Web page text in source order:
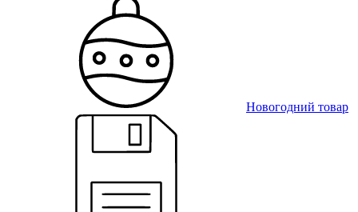
Новогодний товар